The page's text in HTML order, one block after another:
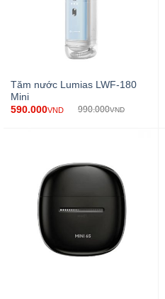
Tăm nước Lumias LWF-180
Mini
590.000VND 990.000VND